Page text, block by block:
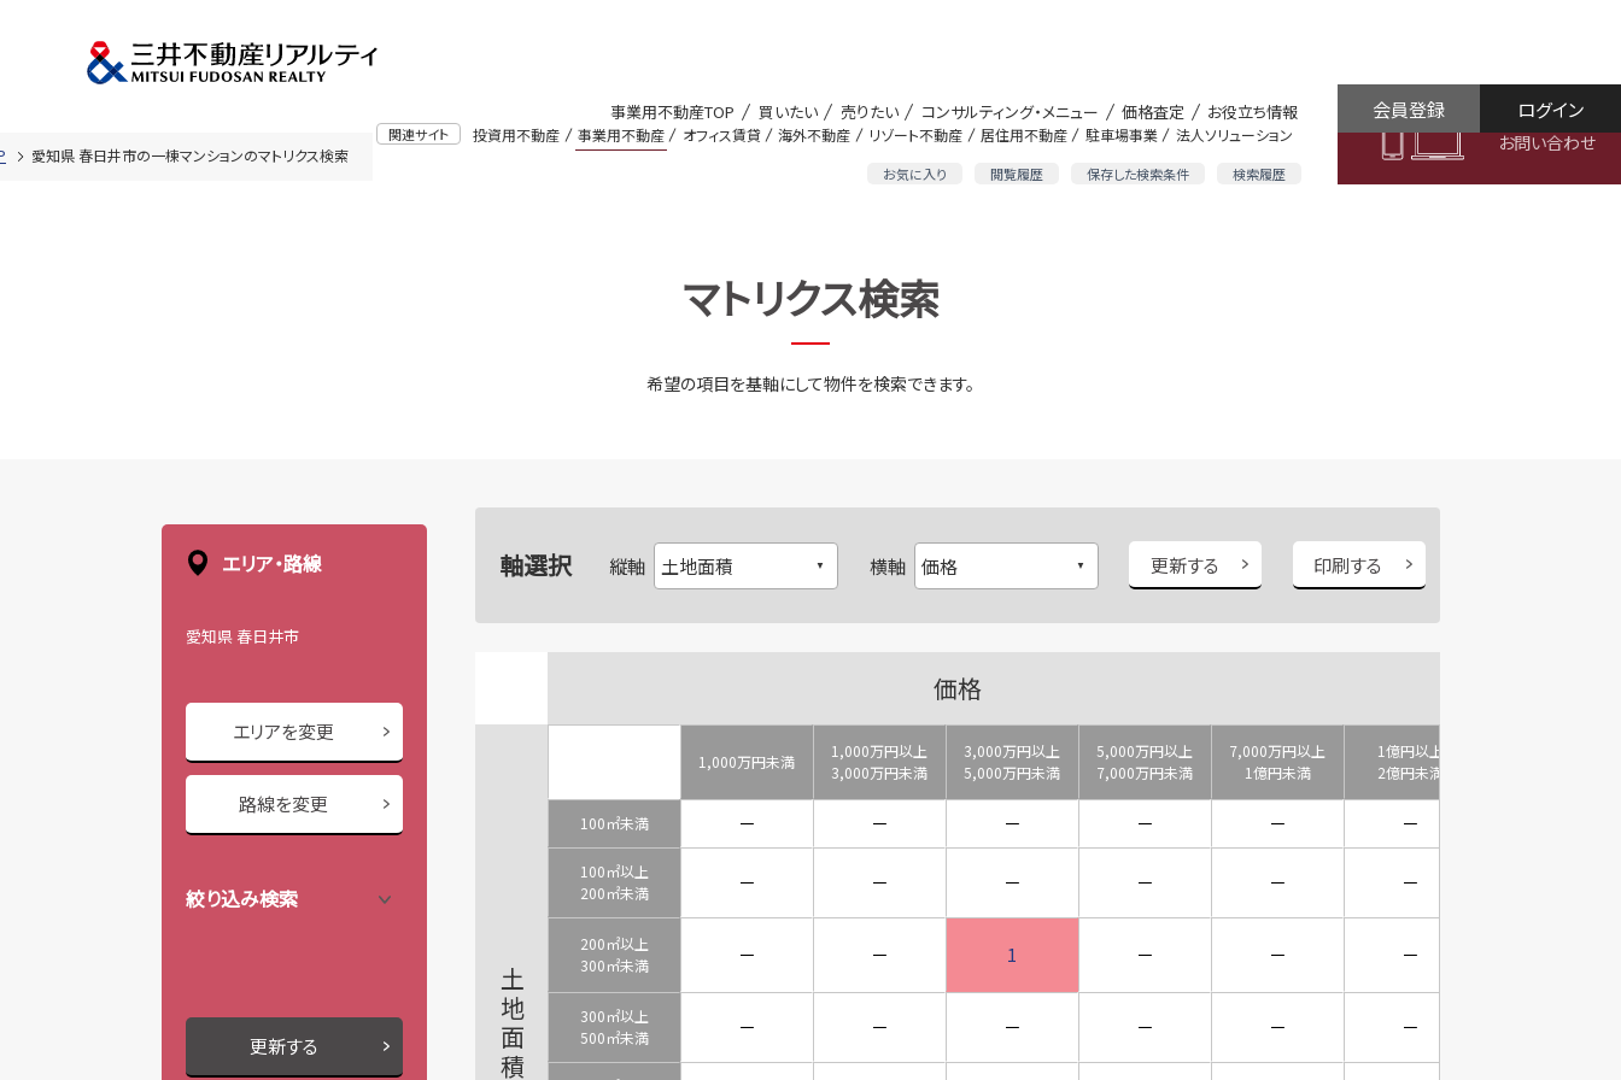
関連サイト 投資用不動産 事業用不動産 オフィス賃貸 海外不動産 リゾート不動産 居住用不動産 駐車場事業 法人ソリューション
お気に入り 閲覧履歴 保存した検索条件 検索履歴
事業用不動産TOP 買いたい 売りたい コンサルティング・メニュー 価格査定 お役立ち情報
お問い合わせ
ログイン
会員登録
愛知県 春日井市の一棟マンションのマトリクス検索
マトリクス検索
希望の項目を基軸にして物件を検索できます。
エリア・路線
愛知県 春日井市
エリアを変更
路線を変更
絞り込み検索
更新する
軸選択 縦軸 横軸 更新する 印刷する
価格
土地面積
1,000万円未満
1,000万円以上
3,000万円未満
3,000万円以上
5,000万円未満
5,000万円以上
7,000万円未満
7,000万円以上
1億円未満
1億円以上
2億円未満
100㎡未満 － － － － － －
100㎡以上
200㎡未満
－ － － － － －
200㎡以上
300㎡未満
－ － 1 － － －
300㎡以上
500㎡未満
－ － － － － －